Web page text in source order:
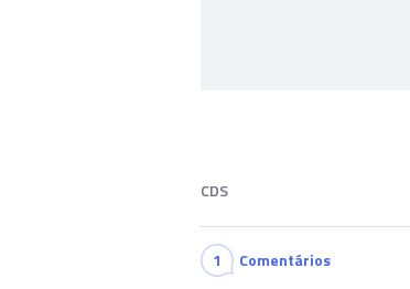
CDS
1 Comentários